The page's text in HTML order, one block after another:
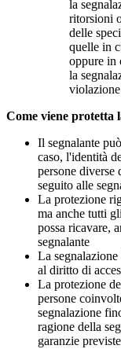
la
ritorsioni
delle
quelle in
oppure in
la
Come viene protetta
Il segnalante
caso, l'identità
persone diverse
seguito alle
La protezione
ma anche tutti
possa ricavare,
segnalante
La
al diritto di
La protezione
persone
segnalazione
ragione della
garanzie